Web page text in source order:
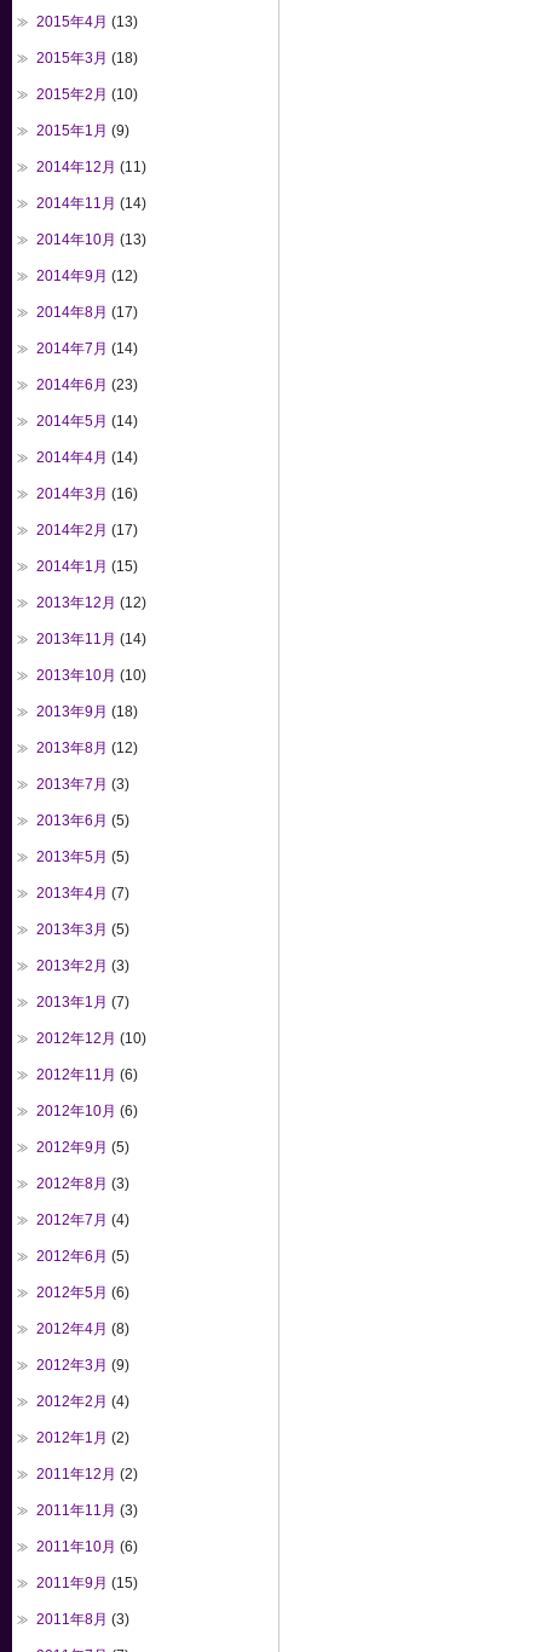
2015年4月 (13)
2015年3月 (18)
2015年2月 (10)
2015年1月 (9)
2014年12月 (11)
2014年11月 (14)
2014年10月 (13)
2014年9月 (12)
2014年8月 (17)
2014年7月 (14)
2014年6月 (23)
2014年5月 (14)
2014年4月 (14)
2014年3月 (16)
2014年2月 (17)
2014年1月 (15)
2013年12月 (12)
2013年11月 (14)
2013年10月 (10)
2013年9月 (18)
2013年8月 (12)
2013年7月 (3)
2013年6月 (5)
2013年5月 (5)
2013年4月 (7)
2013年3月 (5)
2013年2月 (3)
2013年1月 (7)
2012年12月 (10)
2012年11月 (6)
2012年10月 (6)
2012年9月 (5)
2012年8月 (3)
2012年7月 (4)
2012年6月 (5)
2012年5月 (6)
2012年4月 (8)
2012年3月 (9)
2012年2月 (4)
2012年1月 (2)
2011年12月 (2)
2011年11月 (3)
2011年10月 (6)
2011年9月 (15)
2011年8月 (3)